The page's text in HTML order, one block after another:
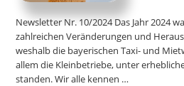
Newsletter Nr. 10/2024 Das Jahr 2024
zahlreichen Veränderungen und
weshalb die bayerischen Taxi- und
allem die Kleinbetriebe, unter
standen. Wir alle kennen …